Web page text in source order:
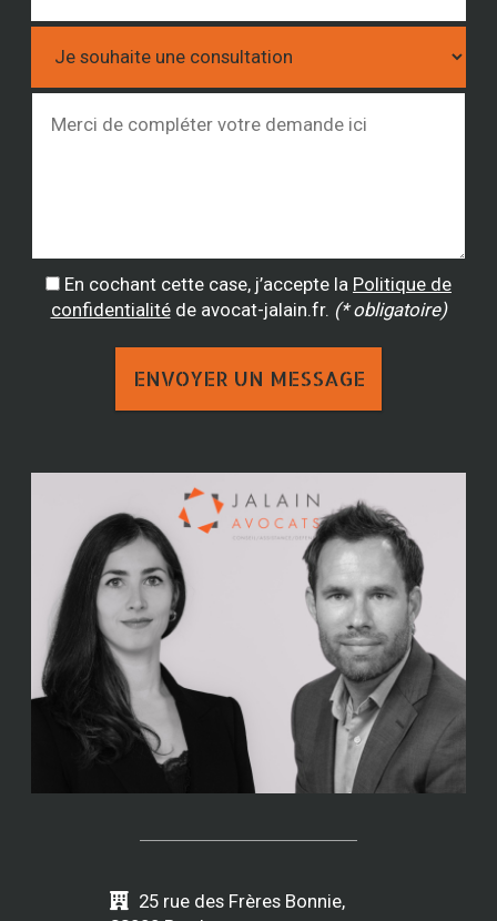
En cochant cette case, j’accepte la Politique de
confidentialitéde avocat-jalain.fr. (* obligatoire)
25 rue des Frères Bonnie,